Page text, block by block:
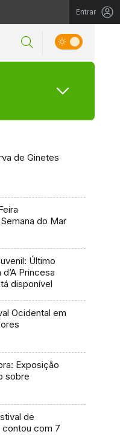
Entrar
de Ginetes
do Mar
Último
Princesa
disponível
Ocidental em
Exposição
sobre
de
contou com 7